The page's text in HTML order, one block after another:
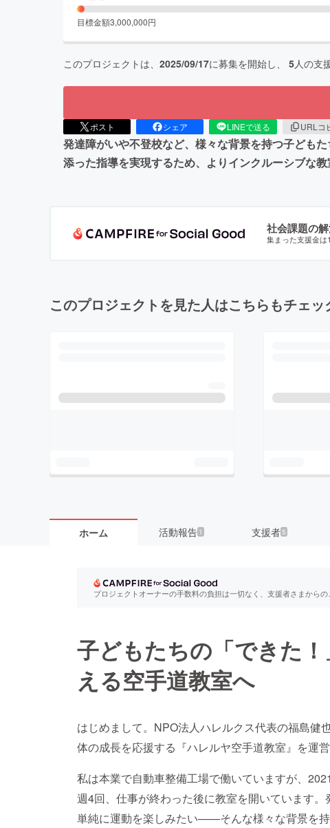
目標金額3,000,000円
このプロジェクトは、 2025/09/17に募集を開始し、 5人の支
ポスト シェア LINEで送る URLコ
発達障がいや不登校など、様々な背景を持つ子ども
添った指導を実現するため、よりインクルーシブな教
社会課題の
集まった支援金
このプロジェクトを見た人はこちらもチェ
ホーム 活動報告 1 支援者5
プロジェクトオーナーの手数料の負担は一切なく、支援者さまから
子どもたちの「できた
える空手道教室へ
はじめまして。NPO法人ハレルクス代表の福島健
体の成長を応援する『ハレルヤ空手道教室』を運営
私は本業で自動車整備工場で働いていますが、
週4回、仕事が終わった後に教室を開いています。
単純に運動を楽しみたい——そんな様々な背景を